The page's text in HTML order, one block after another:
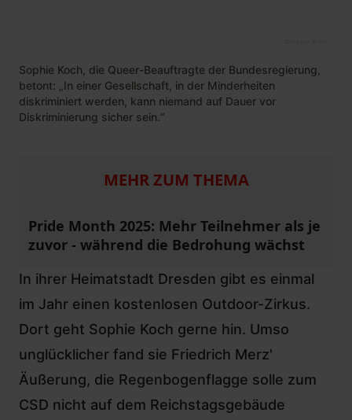
Sophie Koch, die Queer-Beauftragte der Bundesregierung,
betont: „In einer Gesellschaft, in der Minderheiten
diskriminiert werden, kann niemand auf Dauer vor
Diskriminierung sicher sein.“
MEHR ZUM THEMA
Pride Month 2025: Mehr Teilnehmer als je
zuvor - während die Bedrohung wächst
In ihrer Heimatstadt Dresden gibt es einmal
im Jahr einen kostenlosen Outdoor-Zirkus.
Dort geht Sophie Koch gerne hin. Umso
unglücklicher fand sie Friedrich Merz'
Äußerung, die Regenbogenflagge solle zum
CSD nicht auf dem Reichstagsgebäude